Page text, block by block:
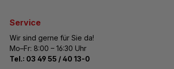
Service
Wir sind gerne für Sie da!
Mo–Fr: 8:00 – 16:30 Uhr
Tel.: 03 49 55 / 40 13-0